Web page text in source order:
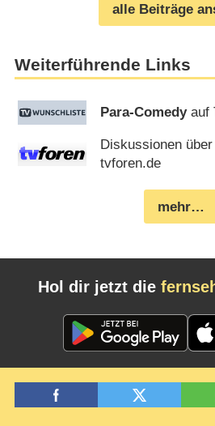
alle Beiträge
Weiterführende Links
Para-Comedyauf
Diskussionen
tvforen.de
mehr…
Hol dir jetzt die